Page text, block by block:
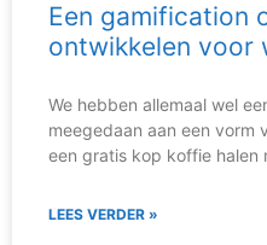
Een gamification
ontwikkelen voor
We hebben allemaal wel
meegedaan aan een vorm
een gratis kop koffie halen
LEES VERDER »